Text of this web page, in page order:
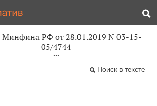
РФ от 28.01.2019 N 03-15-
05/4744
Поиск в тексте